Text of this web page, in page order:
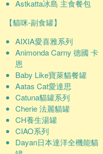
Astkatta冰島 主食餐包
【貓咪-副食罐】
AIXIA愛喜雅系列
Animonda Carny 德國 卡
恩
Baby Like寶萊貓餐罐
Aatas Cat愛達思
Catuna貓罐系列
Cherie 法麗貓罐
CH養生湯罐
CIAO系列
Dayan日本達洋全機能貓